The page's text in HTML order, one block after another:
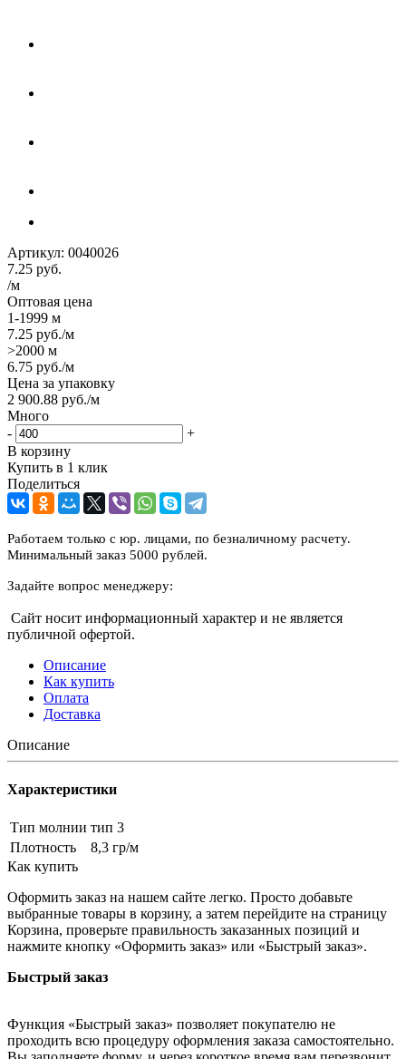
Артикул: 0040026
7.25 руб.
/м
Оптовая цена
1-1999 м
7.25 руб./м
>2000 м
6.75 руб./м
Цена за упаковку
2 900.88 руб./м
Много
-
+
В корзину
Купить в 1 клик
Поделиться
Работаем только с юр. лицами, по безналичному расчету.
Минимальный заказ 5000 рублей.
Задайте вопрос менеджеру:
Сайт носит информационный характер и не является
публичной офертой.
Описание
Как купить
Оплата
Доставка
Описание
Характеристики
Тип молнии тип 3
Плотность
8,3 гр/м
Как купить
Оформить заказ на нашем сайте легко. Просто добавьте
выбранные товары в корзину, а затем перейдите на страницу
Корзина, проверьте правильность заказанных позиций и
нажмите кнопку «Оформить заказ» или «Быстрый заказ».
Быстрый заказ
Функция «Быстрый заказ» позволяет покупателю не
проходить всю процедуру оформления заказа самостоятельно.